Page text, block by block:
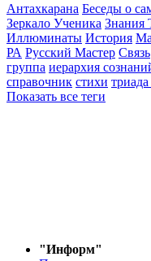
Антахкарана Беседы о
Зеркало Ученика Знания
Иллюминаты История
РА Русский Мастер Связь
группа иерархия
справочник стихи
Показать все теги
"Информ"